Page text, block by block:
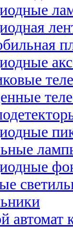
автомат